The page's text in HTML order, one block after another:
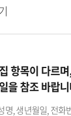
항목이 다르
을 참조 바랍
명, 생년월일, 전화